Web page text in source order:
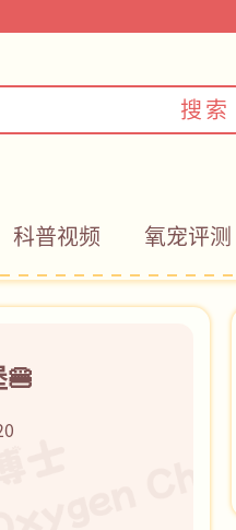
搜索
科普视频 氧宠评测